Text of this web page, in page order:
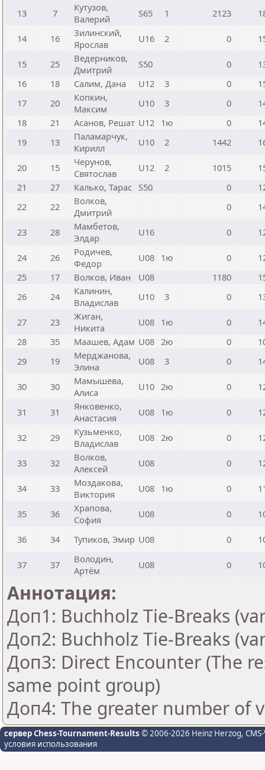
13 7
Кутузов,
Валерий
S65 1 2123
14 16
Зилинский,
Ярослав
U16 2 0
15 25
Ведерников,
Дмитрий
S50 0
16
18 Салим, Дана U12 3 0
17
20
Копкин,
Максим
U10 3 0
18
21 Асанов, Решат U12 1ю 0
19
13
Паламарчук,
Кирилл
U10 2 1442
20 15
Черунов,
Святослав
U12 2 1015
21
27 Калько, Тарас S50 0
22
22
Волков,
Дмитрий
0
23 28
Мамбетов,
Элдар
U16 0
24 26
Родичев,
Федор
U08 1ю 0
25
17 Волков, Иван U08 1180
26
24
Калинин,
Владислав
U10 3 0
27 23
Жиган,
Никита
U08 1ю 0
28
35 Маашев, Адам U08 2ю 0
29
19
Мерджанова,
Элина
U08 3 0
30 30
Мамышева,
Алиса
U10 2ю 0
31 31
Янковенко,
Анастасия
U08 1ю 0
32 29
Кузьменко,
Владислав
U08 2ю 0
33 32
Волков,
Алексей
U08 0
34 33
Моздакова,
Виктория
U08 1ю 0
35 36
Храпова,
София
U08 0
36 34 Тупиков, Эмир U08 0
37 37
Володин,
Артём
U08 0
Аннотация:
Доп1: Buchholz Tie-Breaks
Доп2: Buchholz Tie-Breaks
Доп3: Direct Encounter (The
same point group)
Доп4: The greater number of
сервер Chess-Tournament-Results © 2006-2026 Heinz Herzog,
условия использования